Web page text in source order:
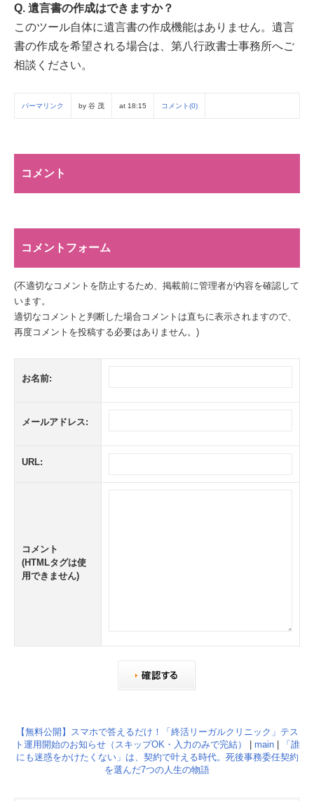
Q. 遺言書の作成はできますか？
このツール自体に遺言書の作成機能はありません。遺言
書の作成を希望される場合は、第八行政書士事務所へご
相談ください。
パーマリンク by 谷 茂 at 18:15 コメント(0)
コメント
コメントフォーム
(不適切なコメントを防止するため、掲載前に管理者が内容を確認して
います。
適切なコメントと判断した場合コメントは直ちに表示されますので、
再度コメントを投稿する必要はありません。)
お名前:
メールアドレス:
URL:
コメント
(HTMLタグは使
用できません)
【無料公開】スマホで答えるだけ！「終活リーガルクリニック」テス
ト運用開始のお知らせ（スキップOK・入力のみで完結）
main|
「誰
にも迷惑をかけたくない」は、契約で叶える時代。死後事務委任契約
を選んだ7つの人生の物語